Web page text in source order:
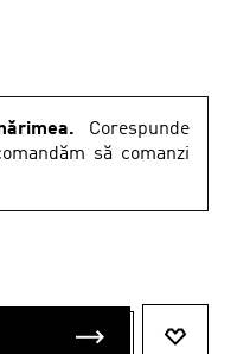
Corespunde
să comanzi